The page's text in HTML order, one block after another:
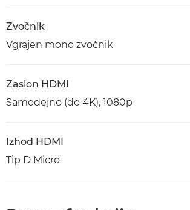
Zvočnik
Vgrajen mono zvočnik
Zaslon HDMI
Samodejno (do 4K), 1080p
Izhod HDMI
Tip D Micro